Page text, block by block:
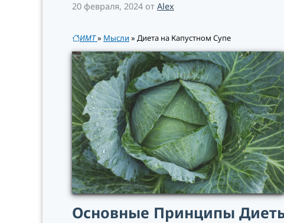
20 февраля, 2024 от Alex
ИМТ» Мысли » Диета на Капустном Супе
Основные Принципы